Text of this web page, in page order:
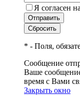
Я согласен на
* - Поля,
Сообщение
Ваше
время с Вами
Закрыть окно